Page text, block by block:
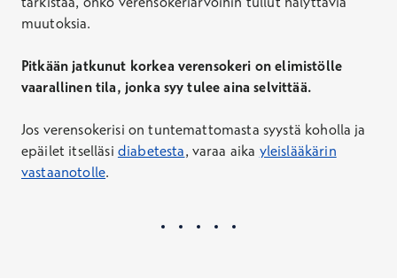
muutoksia.
Pitkään jatkunut korkea verensokeri on elimistölle
vaarallinen tila, jonka syy tulee aina selvittää.
Jos verensokerisi on tuntemattomasta syystä koholla ja
epäilet itselläsi diabetesta, varaa aika yleislääkärin
vastaanotolle.